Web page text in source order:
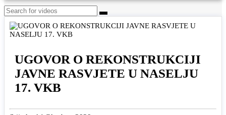
UGOVOR O REKONSTRUKCIJI
JAVNE RASVJETE U NASELJU
17. VKB